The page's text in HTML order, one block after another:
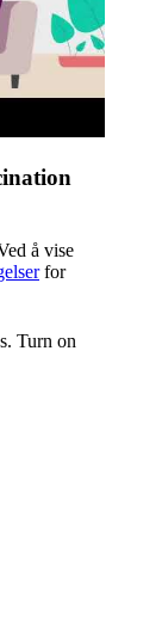
å vise
for
Turn on